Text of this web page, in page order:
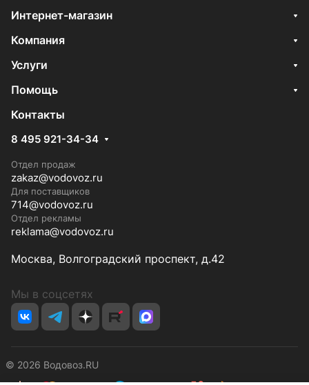
Интернет-магазин
Компания
Услуги
Помощь
Контакты
8 495 921-34-34
Отдел продаж
zakaz@vodovoz.ru
Для поставщиков
714@vodovoz.ru
Отдел рекламы
reklama@vodovoz.ru
Москва, Волгоградский проспект, д.42
Мы в соцсетях
© 2026 Водовоз.RU